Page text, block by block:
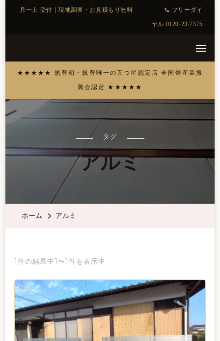
タグ
アルミ
ホーム アルミ
1件の結果中1〜1件を表示中